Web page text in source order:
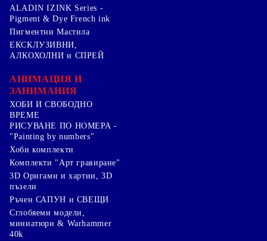
ALADIN IZINK Series -
Pigment & Dye French ink
Пигментни Мастила
ЕКСКЛУЗИВНИ,
АЛКОХОЛНИ и СПРЕЙ
АНИМАЦИЯ И
ЗАНИМАНИЯ
ХОБИ И СВОБОДНО
ВРЕМЕ
РИСУВАНЕ ПО НОМЕРА -
"Painting by numbers"
Хоби комплекти
Комплекти "Арт гравиране"
3D Оригами и хартии, 3D
пъзели
Ръчен САПУН и СВЕЩИ
Сглобяеми модели,
миниатюри & Warhammer
40k